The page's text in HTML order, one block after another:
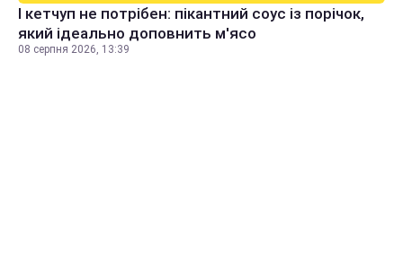
І кетчуп не потрібен: пікантний соус із порічок,
який ідеально доповнить м'ясо
08 серпня 2026, 13:39